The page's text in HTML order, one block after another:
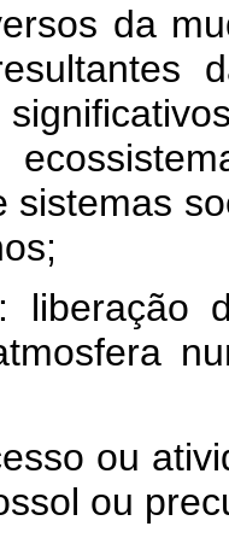
da
sistemas
liberação
ou
ou